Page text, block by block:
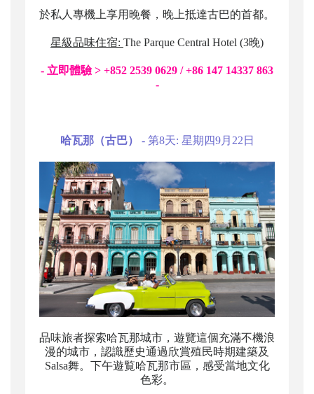
於私人專機上享用晚餐，晚上抵達古巴的首都。
星級品味住宿: The Parque Central Hotel (3晚)
- 立即體驗 > +852 2539 0629 / +86 147 14337 863
-
哈瓦那（古巴） - 第8天: 星期四9月22日
品味旅者探索哈瓦那城市，遊覽這個充滿不機浪
漫的城市，認識歷史通過欣賞殖民時期建築及
Salsa舞。下午遊覧哈瓦那市區，感受當地文化
色彩。